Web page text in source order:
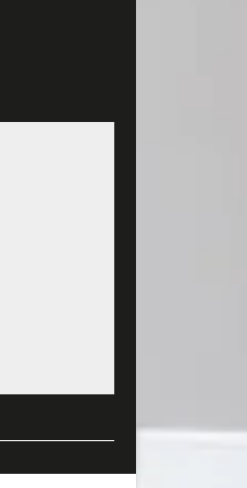
cela, faites
que pour
de bain…,
et le